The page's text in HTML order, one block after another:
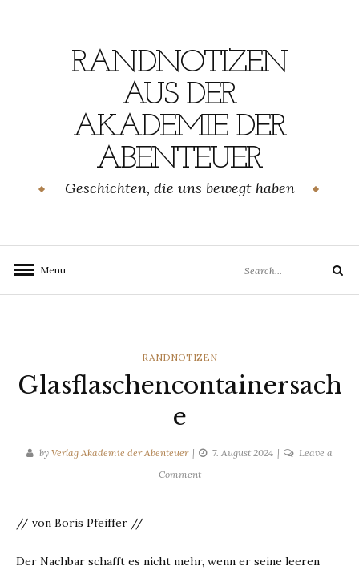
RANDNOTIZEN
AUS DER
AKADEMIE DER
ABENTEUER
Geschichten, die uns bewegt haben
Menu
for:
Search
CATEGORIES
RANDNOTIZEN
Glasflaschencontainersach
e
by Verlag Akademie der Abenteuer 7. August 2024
Leave a
Commenton
// von Boris Pfeiffer //
Der Nachbar schafft es nicht mehr, wenn er seine leeren